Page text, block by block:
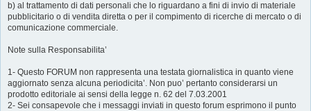
b) al trattamento di dati personali che lo riguardano a fini di invio di materiale
pubblicitario o di vendita diretta o per il compimento di ricerche di mercato o di
comunicazione commerciale.
Note sulla Responsabilita’
1- Questo FORUM non rappresenta una testata giornalistica in quanto viene
aggiornato senza alcuna periodicita’. Non puo’ pertanto considerarsi un
prodotto editoriale ai sensi della legge n. 62 del 7.03.2001
2- Sei consapevole che i messaggi inviati in questo forum esprimono il punto